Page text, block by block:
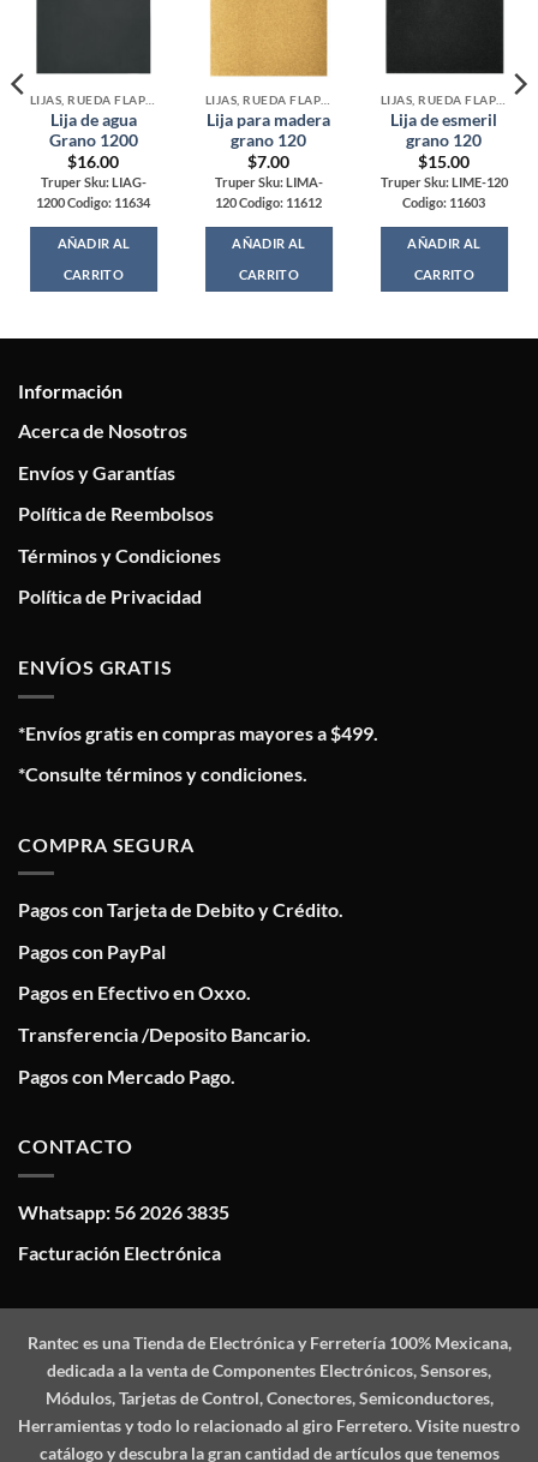
Lija de agua
Grano 1200
$16.00
Truper Sku: LIAG-
1200 Codigo: 11634
AÑADIR AL
CARRITO
Lija para madera
grano 120
$7.00
Truper Sku: LIMA-
120 Codigo: 11612
AÑADIR AL
CARRITO
Lija de esmeril
grano 120
$15.00
Truper Sku: LIME-120
Codigo: 11603
AÑADIR AL
CARRITO
Información
Acerca de Nosotros
Envíos y Garantías
Política de Reembolsos
Términos y Condiciones
Política de Privacidad
ENVÍOS GRATIS
*Envíos gratis en compras mayores a $499.
*Consulte términos y condiciones.
COMPRA SEGURA
Pagos con Tarjeta de Debito y Crédito.
Pagos con PayPal
Pagos en Efectivo en Oxxo.
Transferencia /Deposito Bancario.
Pagos con Mercado Pago.
CONTACTO
Whatsapp: 56 2026 3835
Facturación Electrónica
Ranteces una Tienda de Electrónica y Ferretería 100% Mexicana,
dedicada a la venta de Componentes Electrónicos, Sensores,
Módulos, Tarjetas de Control, Conectores, Semiconductores,
Herramientas y todo lo relacionado al giro Ferretero. Visite nuestro
catálogo y descubra la gran cantidad de artículos que tenemos